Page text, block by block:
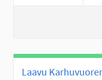
Laavu